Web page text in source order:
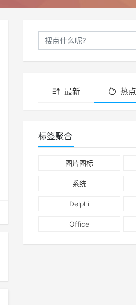
最新 热点
标签聚合
图片图标
系统
Delphi
Office